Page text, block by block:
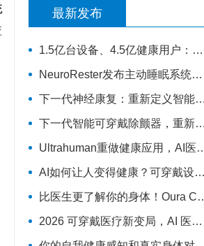
最新发布
1.5亿台设备、4.5亿健康用户：华为如何把规模变成数据
NeuroRester发布主动睡眠系统，AI医疗可穿戴从记录走向反馈
下一代神经康复：重新定义智能可穿戴设备
下一代智能可穿戴除颤器，重新定义院外心脏急救
Ultrahuman重做健康应用，AI医疗穿戴从“看数据”转向“给行动”
AI如何让人变得健康？可穿戴设备成关键技术支撑
比医生更了解你的身体！Oura CEO说出可穿戴健康设备对医疗体系的革命
2026 可穿戴医疗新变局，AI 医疗级设备成核心增长引擎